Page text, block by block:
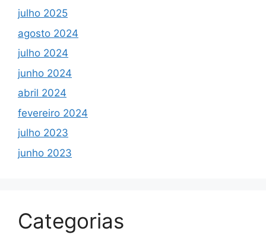
julho 2025
agosto 2024
julho 2024
junho 2024
abril 2024
fevereiro 2024
julho 2023
junho 2023
Categorias